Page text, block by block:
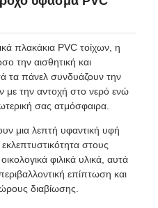
πλακάκια PVC τοίχων, η
την αισθητική και
τα πάνελ συνδυάζουν την
με την αντοχή στο νερό ενώ
σας ατμόσφαιρα.
μια λεπτή υφαντική υφή
στους
φιλικά υλικά, αυτά
επίπτωση και
διαβίωσης.